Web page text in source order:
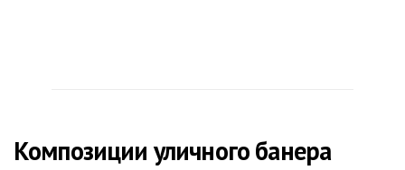
Композиции уличного банера